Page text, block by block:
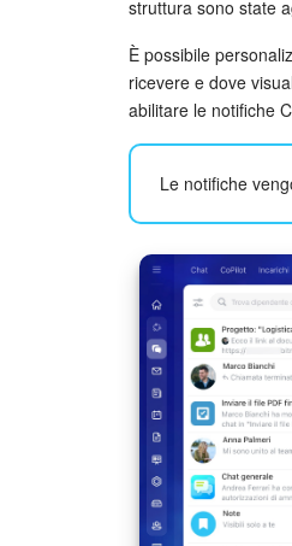
struttura sono state
È possibile
ricevere e dove
abilitare le notifiche
Le notifiche